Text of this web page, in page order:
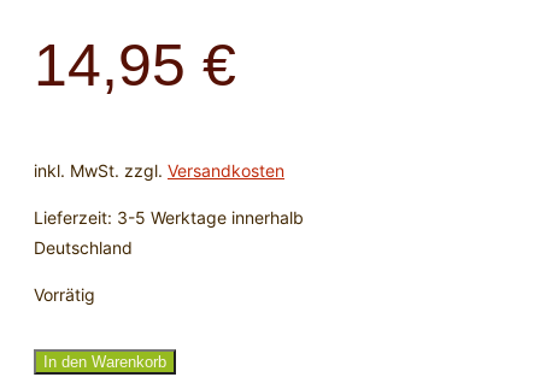
14,95 €
inkl. MwSt. zzgl. Versandkosten
Lieferzeit: 3-5 Werktage innerhalb
Deutschland
Vorrätig
Armband
In den Warenkorb